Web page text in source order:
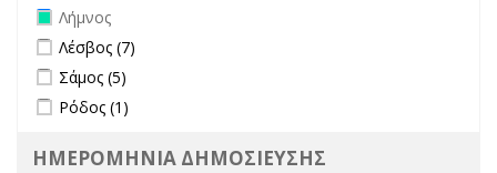
Remove Λήμνος filter
Λήμνος
Apply Λέσβος filter
Λέσβος (7)
Apply Σάμος filter
Σάμος (5)
Apply Ρόδος filter
Ρόδος (1)
ΗΜΕΡΟΜΗΝΙΑ ΔΗΜΟΣΙΕΥΣΗΣ